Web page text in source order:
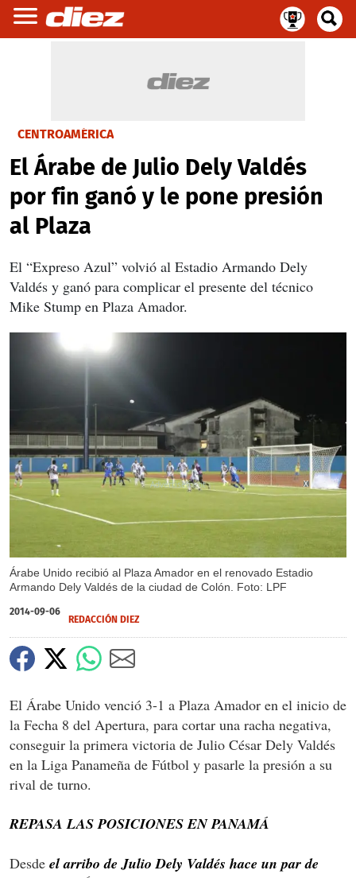
CENTROAMÉRICA
El Árabe de Julio Dely Valdés
por fin ganó y le pone presión
al Plaza
El “Expreso Azul” volvió al Estadio Armando Dely
Valdés y ganó para complicar el presente del técnico
Mike Stump en Plaza Amador.
Árabe Unido recibió al Plaza Amador en el renovado Estadio
Armando Dely Valdés de la ciudad de Colón. Foto: LPF
X
2014-09-06
REDACCIÓN DIEZ
El Árabe Unido venció 3-1 a Plaza Amador en el inicio de
la Fecha 8 del Apertura, para cortar una racha negativa,
conseguir la primera victoria de Julio César Dely Valdés
en la Liga Panameña de Fútbol y pasarle la presión a su
rival de turno.
REPASA LAS POSICIONES EN PANAMÁ
Desde el arribo de Julio Dely Valdés hace un par de